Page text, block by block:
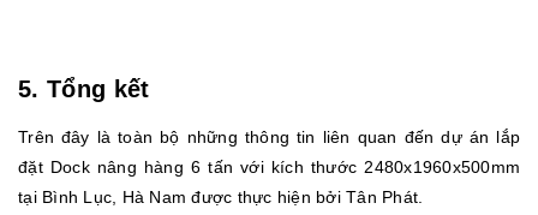
5. Tổng kết
Trên đây là toàn bộ những thông tin liên quan đến dự án lắp
đặt Dock nâng hàng 6 tấn với kích thước 2480x1960x500mm
tại Bình Lục, Hà Nam được thực hiện bởi Tân Phát.